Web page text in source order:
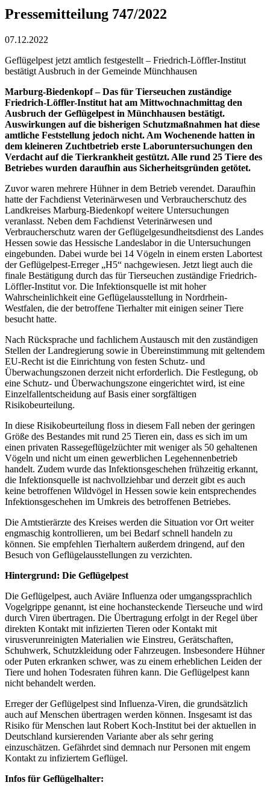
Pressemitteilung 747/2022
07.12.2022
Geflügelpest jetzt amtlich festgestellt – Friedrich-Löffler-Institut
bestätigt Ausbruch in der Gemeinde Münchhausen
Marburg-Biedenkopf – Das für Tierseuchen zuständige
Friedrich-Löffler-Institut hat am Mittwochnachmittag den
Ausbruch der Geflügelpest in Münchhausen bestätigt.
Auswirkungen auf die bisherigen Schutzmaßnahmen hat diese
amtliche Feststellung jedoch nicht. Am Wochenende hatten in
dem kleineren Zuchtbetrieb erste Laboruntersuchungen den
Verdacht auf die Tierkrankheit gestützt. Alle rund 25 Tiere des
Betriebes wurden daraufhin aus Sicherheitsgründen getötet.
Zuvor waren mehrere Hühner in dem Betrieb verendet. Daraufhin
hatte der Fachdienst Veterinärwesen und Verbraucherschutz des
Landkreises Marburg-Biedenkopf weitere Untersuchungen
veranlasst. Neben dem Fachdienst Veterinärwesen und
Verbraucherschutz waren der Geflügelgesundheitsdienst des Landes
Hessen sowie das Hessische Landeslabor in die Untersuchungen
eingebunden. Dabei wurde bei 14 Vögeln in einem ersten Labortest
der Geflügelpest-Erreger „H5“ nachgewiesen. Jetzt liegt auch die
finale Bestätigung durch das für Tierseuchen zuständige Friedrich-
Löffler-Institut vor. Die Infektionsquelle ist mit hoher
Wahrscheinlichkeit eine Geflügelausstellung in Nordrhein-
Westfalen, die der betroffene Tierhalter mit einigen seiner Tiere
besucht hatte.
Nach Rücksprache und fachlichem Austausch mit den zuständigen
Stellen der Landregierung sowie in Übereinstimmung mit geltendem
EU-Recht ist die Einrichtung von festen Schutz- und
Überwachungszonen derzeit nicht erforderlich. Die Festlegung, ob
eine Schutz- und Überwachungszone eingerichtet wird, ist eine
Einzelfallentscheidung auf Basis einer sorgfältigen
Risikobeurteilung.
In diese Risikobeurteilung floss in diesem Fall neben der geringen
Größe des Bestandes mit rund 25 Tieren ein, dass es sich im um
einen privaten Rassegeflügelzüchter mit weniger als 50 gehaltenen
Vögeln und nicht um einen gewerblichen Legehennenbetrieb
handelt. Zudem wurde das Infektionsgeschehen frühzeitig erkannt,
die Infektionsquelle ist nachvollziehbar und derzeit gibt es auch
keine betroffenen Wildvögel in Hessen sowie kein entsprechendes
Infektionsgeschehen im Umkreis des betroffenen Betriebes.
Die Amtstierärzte des Kreises werden die Situation vor Ort weiter
engmaschig kontrollieren, um bei Bedarf schnell handeln zu
können. Sie empfehlen Tierhaltern außerdem dringend, auf den
Besuch von Geflügelausstellungen zu verzichten.
Hintergrund: Die Geflügelpest
Die Geflügelpest, auch Aviäre Influenza oder umgangssprachlich
Vogelgrippe genannt, ist eine hochansteckende Tierseuche und wird
durch Viren übertragen. Die Übertragung erfolgt in der Regel über
direkten Kontakt mit infizierten Tieren oder Kontakt mit
virusverunreinigten Materialien wie Einstreu, Gerätschaften,
Schuhwerk, Schutzkleidung oder Fahrzeugen. Insbesondere Hühner
oder Puten erkranken schwer, was zu einem erheblichen Leiden der
Tiere und hohen Todesraten führen kann. Die Geflügelpest kann
nicht behandelt werden.
Erreger der Geflügelpest sind Influenza-Viren, die grundsätzlich
auch auf Menschen übertragen werden können. Insgesamt ist das
Risiko für Menschen laut Robert Koch-Institut bei der aktuellen in
Deutschland kursierenden Variante aber als sehr gering
einzuschätzen. Gefährdet sind demnach nur Personen mit engem
Kontakt zu infiziertem Geflügel.
Infos für Geflügelhalter: